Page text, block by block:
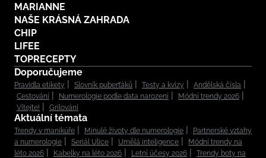
MARIANNE
NAŠE KRÁSNÁ ZAHRADA
CHIP
LIFEE
TOPRECEPTY
Doporučujeme
Pravidla etikety Slovník puberťáků Testy a kvízy
Andělská čísla
Cestování
Numerologie podle data narození
Módní trendy 2026
Vítejte!
Grilování
Aktuální témata
Trendy v manikúře Minulé životy dle numerologie
Partnerské vztahy
a numerologie
Seriál Ulice Umělá inteligence
Módní trendy na
léto 2026
Kabelky na léto 2026 Letní účesy 2026
Trendy boty na